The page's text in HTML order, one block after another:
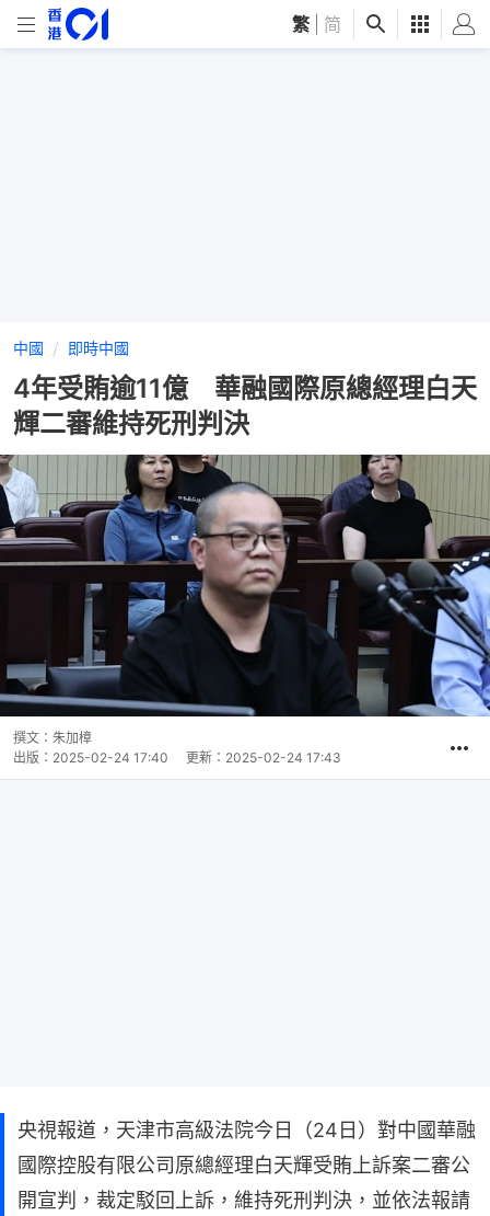
繁 简
中國 即時中國
4年受賄逾11億 華融國際原總經理白天
輝二審維持死刑判決
撰文： 朱加樟
出版： 2025-02-24 17:40 更新： 2025-02-24 17:43
央視報道，天津市高級法院今日（24日）對中國華融
國際控股有限公司原總經理白天輝受賄上訴案二審公
開宣判，裁定駁回上訴，維持死刑判決，並依法報請